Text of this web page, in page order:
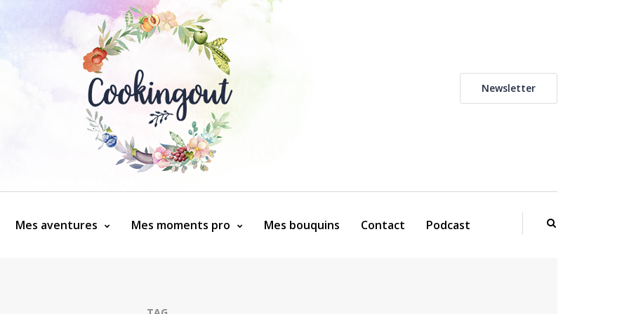
Newsletter
Mes aventures Mes moments pro Mes bouquins Contact Podcast